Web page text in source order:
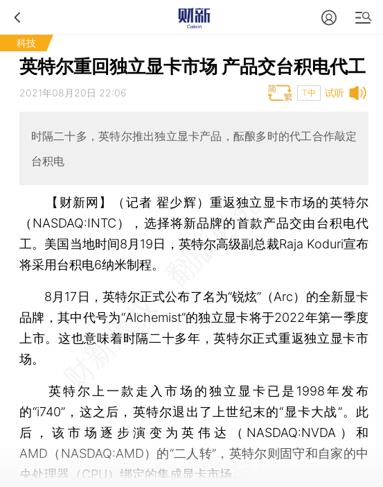
科技
英特尔重回独立显卡市场 产品交台积电代工
试听
2021年08月20日 22:06 T中
时隔二十多，英特尔推出独立显卡产品，酝酿多时的代工合作敲定
台积电
【财新网】（记者 翟少辉） 重返独立显卡市场的英特尔
（NASDAQ:INTC），选择将新品牌的首款产品交由台积电代
工。美国当地时间8月19日，英特尔高级副总裁Raja Koduri宣布
将采用台积电6纳米制程。
8月17日，英特尔正式公布了名为“锐炫”（Arc）的全新显卡
品牌，其中代号为“Alchemist”的独立显卡将于2022年第一季度
上市。这也意味着时隔二十多年，英特尔正式重返独立显卡市
场。
英特尔上一款走入市场的独立显卡已是1998年发布
的“i740”，这之后，英特尔退出了上世纪末的“显卡大战”。此
后，该市场逐步演变为英伟达（NASDAQ:NVDA）和
AMD（NASDAQ:AMD）的“二人转”，英特尔则固守和自家的中
央处理器（CPU）绑定的集成显卡市场。